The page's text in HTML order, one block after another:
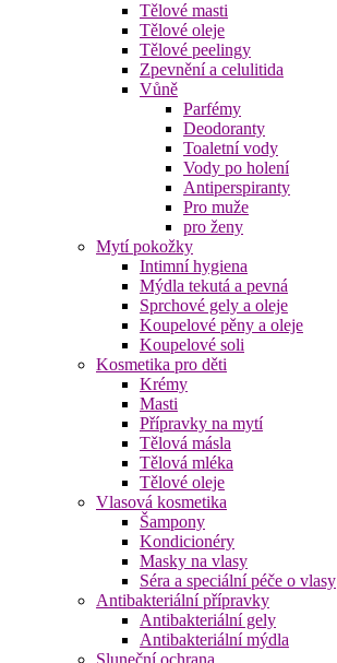
Tělové masti
Tělové oleje
Tělové peelingy
Zpevnění a celulitida
Vůně
Parfémy
Deodoranty
Toaletní vody
Vody po holení
Antiperspiranty
Pro muže
pro ženy
Mytí pokožky
Intimní hygiena
Mýdla tekutá a pevná
Sprchové gely a oleje
Koupelové pěny a oleje
Koupelové soli
Kosmetika pro děti
Krémy
Masti
Přípravky na mytí
Tělová másla
Tělová mléka
Tělové oleje
Vlasová kosmetika
Šampony
Kondicionéry
Masky na vlasy
Séra a speciální péče o vlasy
Antibakteriální přípravky
Antibakteriální gely
Antibakteriální mýdla